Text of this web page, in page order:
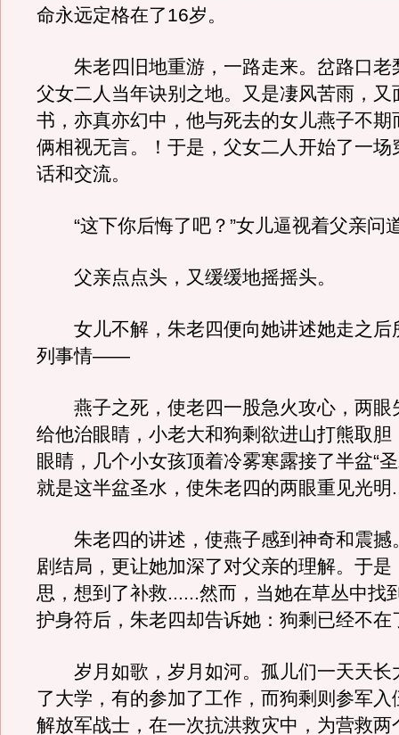
命永远定格在了16岁。
朱老四旧地重游，一路走来。岔路口老
父女二人当年诀别之地。又是凄风苦雨，又
书，亦真亦幻中，他与死去的女儿燕子不期
俩相视无言。！于是，父女二人开始了一场
话和交流。
“这下你后悔了吧？”女儿逼视着父亲问
父亲点点头，又缓缓地摇摇头。
女儿不解，朱老四便向她讲述她走之后
列事情——
燕子之死，使老四一股急火攻心，两眼
给他治眼睛，小老大和狗剩欲进山打熊取胆
眼睛，几个小女孩顶着冷雾寒露接了半盆“
就是这半盆圣水，使朱老四的两眼重见光明
朱老四的讲述，使燕子感到神奇和震撼
剧结局，更让她加深了对父亲的理解。于是
思，想到了补救......然而，当她在草丛中找
护身符后，朱老四却告诉她：狗剩已经不在
岁月如歌，岁月如河。孤儿们一天天长
了大学，有的参加了工作，而狗剩则参军入
解放军战士，在一次抗洪救灾中，为营救两